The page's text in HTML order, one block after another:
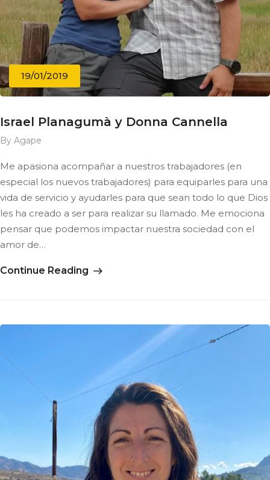
19/01/2019
Israel Planagumà y Donna Cannella
By Agape
Me apasiona acompañar a nuestros trabajadores (en
especial los nuevos trabajadores) para equiparles para una
vida de servicio y ayudarles para que sean todo lo que Dios
les ha creado a ser para realizar su llamado. Me emociona
pensar que podemos impactar nuestra sociedad con el
amor de…
Continue Reading